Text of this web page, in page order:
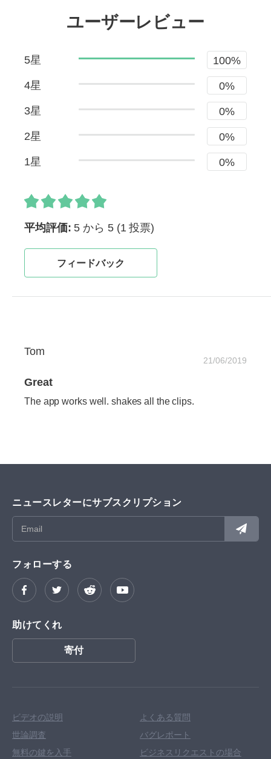
ユーザーレビュー
5星 100%
4星 0%
3星 0%
2星 0%
1星 0%
平均評価: 5 から 5 (1 投票)
フィードバック
Tom
21/06/2019
Great
The app works well. shakes all the clips.
ニュースレターにサブスクリプション
フォローする
助けてくれ
寄付
ビデオの説明
世論調査
無料の鍵を入手
よくある質問
バグレポート
ビジネスリクエストの場合